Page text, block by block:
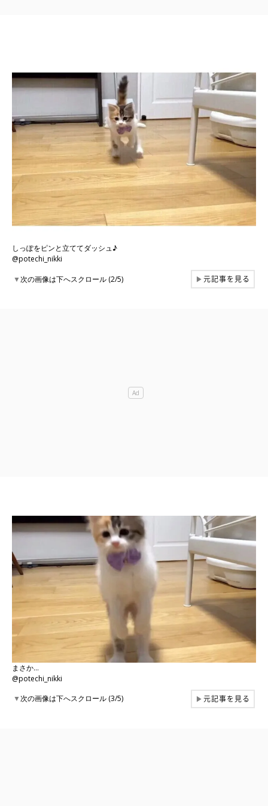
しっぽをピンと立ててダッシュ♪
@potechi_nikki
▼次の画像は下へスクロール (2/5) ▶元記事を見る
まさか…
@potechi_nikki
▼次の画像は下へスクロール (3/5) ▶元記事を見る